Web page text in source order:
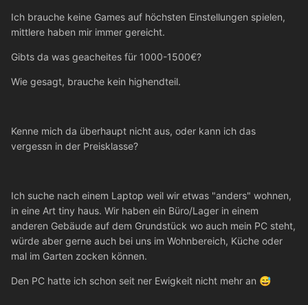
Ich brauche keine Games auf höchsten Einstellungen spielen,
mittlere haben mir immer gereicht.
Gibts da was geacheites für 1000-1500€?
Wie gesagt, brauche kein highendteil.
Kenne mich da überhaupt nicht aus, oder kann ich das
vergessn in der Preisklasse?
Ich suche nach einem Laptop weil wir etwas "anders" wohnen,
in eine Art tiny haus. Wir haben ein Büro/Lager in einem
anderen Gebäude auf dem Grundstück wo auch mein PC steht,
würde aber gerne auch bei uns im Wohnbereich, Küche oder
mal im Garten zocken können.
Den PC hatte ich schon seit ner Ewigkeit nicht mehr an 😅